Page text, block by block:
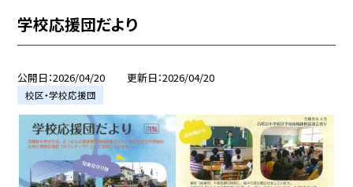
学校応援団だより
公開日 2026/04/20 更新日 2026/04/20
校区・学校応援団